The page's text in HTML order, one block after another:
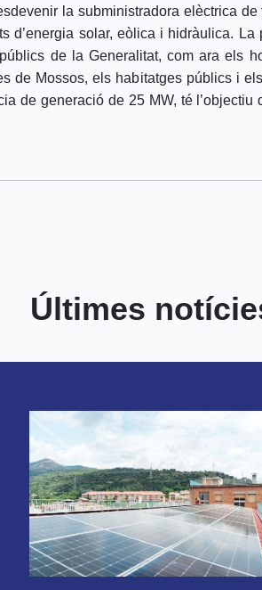
la subministradora elèctrica
d’energia solar, eòlica i hidràulica.
de la Generalitat, com ara els
de Mossos, els habitatges públics i
de generació de 25 MW, té
Últimes